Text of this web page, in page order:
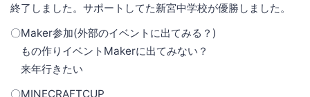
終了しました。サポートしてた新宮中学校が優勝しました。
〇Maker参加(外部のイベントに出てみる？)
もの作りイベントMakerに出てみない？
来年行きたい
〇MINECRAFTCUP